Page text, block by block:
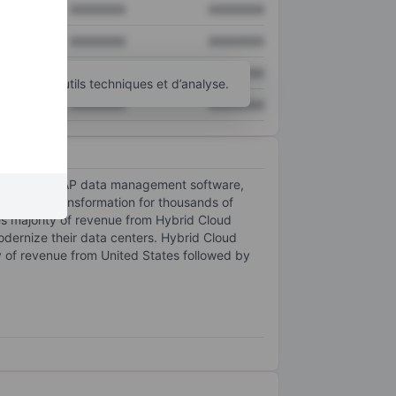
XXXXXXX XXXXXXX
d’autres outils techniques et d’analyse.
ONTAP data management software,
digital transformation for thousands of
majority of revenue from Hybrid Cloud
their data centers. Hybrid Cloud
revenue from United States followed by